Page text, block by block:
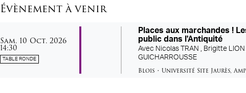
Évènement à venir
samedi
Sam. 10 octobre
Oct. 2026
14:30
TABLE RONDE
Places aux marchandes !
public dans l'Antiquité
Avec Nicolas TRAN , Brigitte LION ,
GUICHARROUSSE
Blois •Université Site Jaurès,